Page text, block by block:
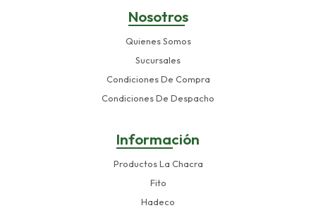
Nosotros
Quienes Somos
Sucursales
Condiciones De Compra
Condiciones De Despacho
Información
Productos La Chacra
Fito
Hadeco